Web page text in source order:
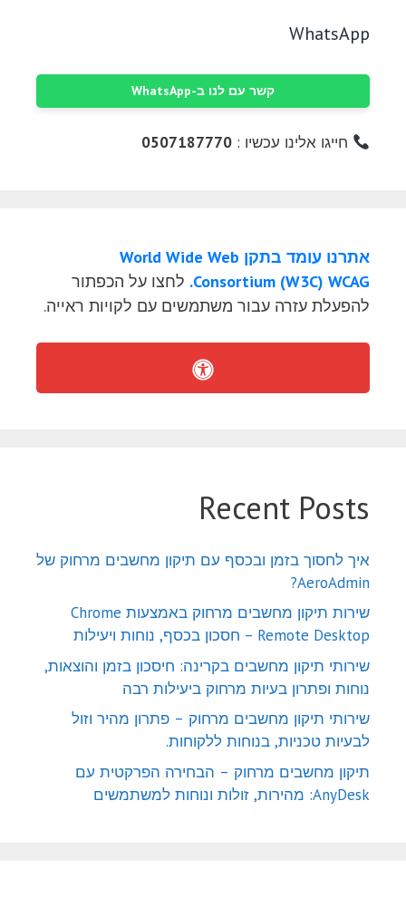
WhatsApp
קשר עם לנו ב-WhatsApp
חייגו אלינו עכשיו :0507187770
אתרנו עומד בתקן World Wide Web
Consortium (W3C) WCAG. לחצו על הכפתור
להפעלת עזרה עבור משתמשים עם לקויות ראייה.
Recent Posts
איך לחסוך בזמן ובכסף עם תיקון מחשבים מרחוק של
AeroAdmin?
שירות תיקון מחשבים מרחוק באמצעות Chrome
Remote Desktop – חסכון בכסף, נוחות ויעילות
שירותי תיקון מחשבים בקרינה: חיסכון בזמן והוצאות,
נוחות ופתרון בעיות מרחוק ביעילות רבה
שירותי תיקון מחשבים מרחוק – פתרון מהיר וזול
לבעיות טכניות, בנוחות ללקוחות.
תיקון מחשבים מרחוק – הבחירה הפרקטית עם
AnyDesk: מהירות, זולות ונוחות למשתמשים